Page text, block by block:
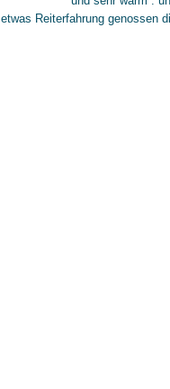
etwas Reiterfahrung genossen